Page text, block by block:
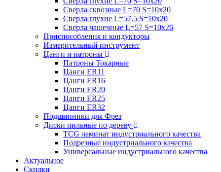
Сверла сквозные L=70 S=10x20
Сверла глухие L=57.5 S=10x20
Сверла чашечные L=57 S=10x26
Приспособления и кондукторы
Измерительный инструмент
Цанги и патроны
Патроны Токарные
Цанги ER11
Цанги ER16
Цанги ER20
Цанги ER25
Цанги ER32
Подшипники для Фрез
Диски пильные по дереву
TCG ламинат индустриального качества
Подрезные индустриального качества
Универсальные индустриального качества
Актуальное
Скидки